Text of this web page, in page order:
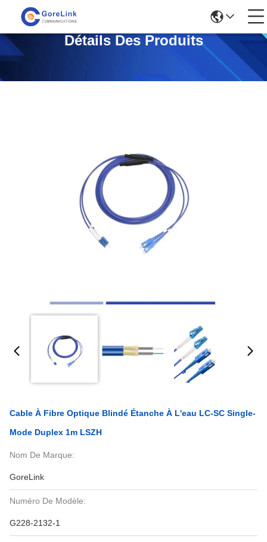
Détails Des Produits
Cable À Fibre Optique Blindé Étanche À L'eau LC-SC Single-
Mode Duplex 1m LSZH
Nom De Marque:
GoreLink
Numéro De Modèle:
G228-2132-1